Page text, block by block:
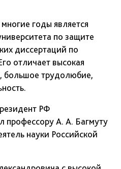
годы является
по защите
диссертаций по
отличает высокая
большое трудолюбие,
РФ
А. А. Багмуту
науки Российской